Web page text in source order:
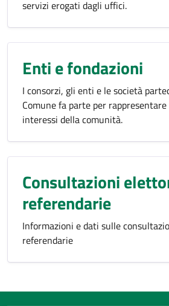
servizi erogati dagli uffici.
Enti e fondazioni
I consorzi, gli enti e le società
Comune fa parte per
interessi della comunità.
Consultazioni
referendarie
Informazioni e dati sulle
referendarie